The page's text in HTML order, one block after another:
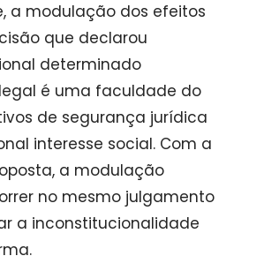
a modulação dos efeitos
que declarou
determinado
é uma faculdade do
de segurança jurídica
interesse social. Com a
a modulação
no mesmo julgamento
a inconstitucionalidade